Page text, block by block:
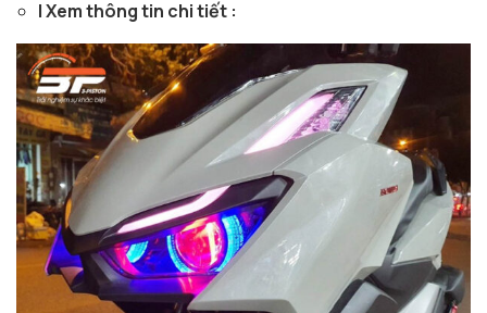
| Xem thông tin chi tiết :